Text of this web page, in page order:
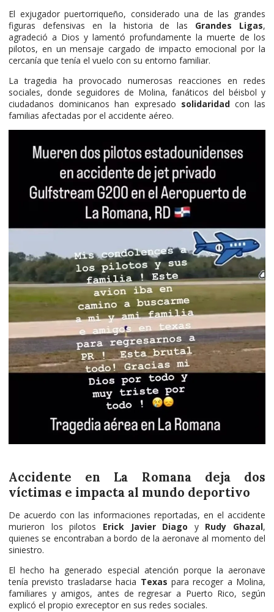
El exjugador puertorriqueño, considerado una de las grandes
figuras defensivas en la historia de las
Grandes Ligas,
agradeció a Dios y lamentó profundamente la muerte de los
pilotos, en un mensaje cargado de impacto emocional por la
cercanía que tenía el vuelo con su entorno familiar.
La tragedia ha provocado numerosas reacciones en redes
sociales, donde seguidores de Molina, fanáticos del béisbol y
ciudadanos dominicanos han expresado solidaridadcon las
familias afectadas por el accidente aéreo.
Accidente en La Romana deja dos
víctimas e impacta al mundo deportivo
De acuerdo con las informaciones reportadas, en el accidente
murieron los pilotos
Erick Javier Diago y Rudy Ghazal,
quienes se encontraban a bordo de la aeronave al momento del
siniestro.
El hecho ha generado especial atención porque la aeronave
tenía previsto trasladarse hacia Texas para recoger a Molina,
familiares y amigos, antes de regresar a Puerto Rico, según
explicó el propio exreceptor en sus redes sociales.